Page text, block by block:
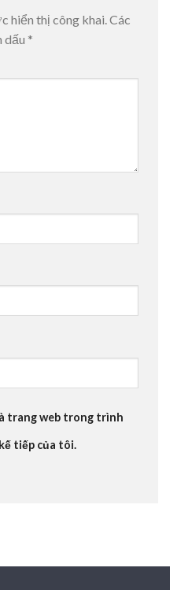
hiển thị công khai.Các
dấu *
trang web trong trình
tiếp của tôi.